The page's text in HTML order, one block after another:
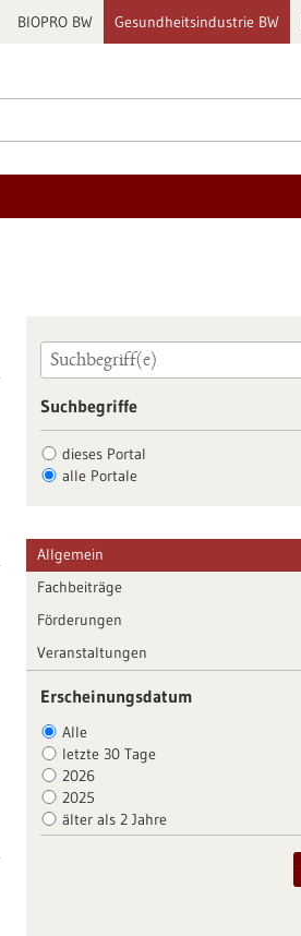
BIOPRO BW Gesundheitsindustrie BW
Suchbegriffe
dieses Portal
alle Portale
Allgemein
Fachbeiträge
Förderungen
Veranstaltungen
Erscheinungsdatum
Alle
letzte 30 Tage
2026
2025
älter als 2 Jahre